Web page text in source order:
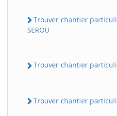
Trouver chantier
SEROU
Trouver chantier
Trouver chantier